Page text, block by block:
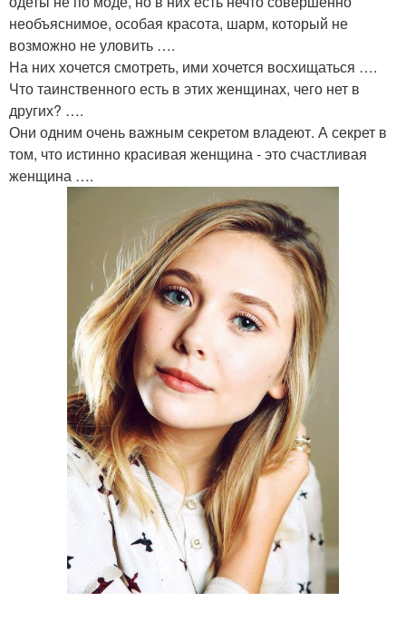
необъяснимое, особая красота, шарм, который не
возможно не уловить ….
На них хочется смотреть, ими хочется восхищаться ….
Что таинственного есть в этих женщинах, чего нет в
других? ….
Они одним очень важным секретом владеют. А секрет в
том, что истинно красивая женщина - это счастливая
женщина ….